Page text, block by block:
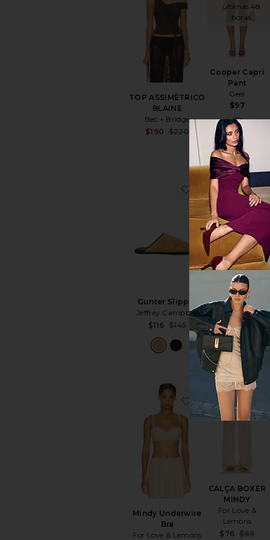
TOP ASSIMÉTRICO
BLAINE
Bec + Bridge
Sale price:
$190
Previous price:
$220
últimas 48
horas
Cooper Capri
Pant
Geel
$97
Gunter Slipper
Jeffrey Campbell
Sale price:
$116
Previous price:
$145
favoritoGunter
Sofina Dress
Steve Madden
$98 $99
Mindy Underwire
Bra
For Love & Lemons
favoritoMindy
CALÇA BOXER
MINDY
For Love &
Lemons
$76 $89